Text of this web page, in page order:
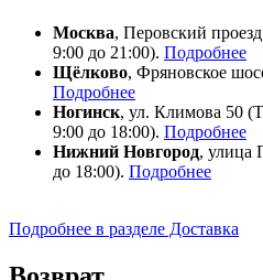
Москва, Перовский
9:00 до 21:00). Подробнее
Щёлково, Фряновское
Подробнее
Ногинск, ул. Климова 50
9:00 до 18:00). Подробнее
Нижний Новгород, улица
до 18:00). Подробнее
Подробнее в разделе Доставка